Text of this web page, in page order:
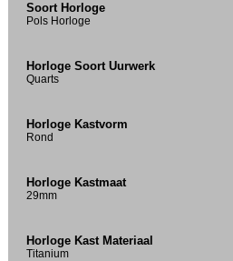
Soort Horloge
Pols Horloge
Horloge Soort Uurwerk
Quarts
Horloge Kastvorm
Rond
Horloge Kastmaat
29mm
Horloge Kast Materiaal
Titanium